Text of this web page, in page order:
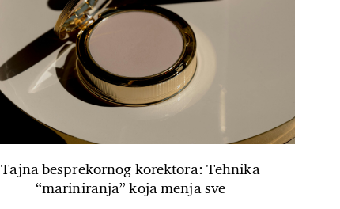
Tajna besprekornog korektora: Tehnika
“mariniranja” koja menja sve